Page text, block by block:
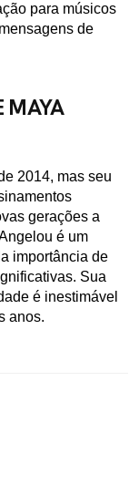
para músicos
de
MAYA
2014, mas seu
gerações a
é um
importância de
Sua
é inestimável
anos.